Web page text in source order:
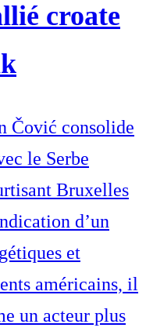
croate
Čović consolide
le Serbe
Bruxelles
d’un
et
américains, il
un acteur plus